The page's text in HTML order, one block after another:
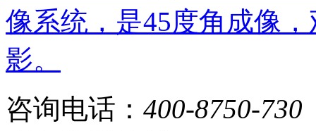
像系统，是45度角成像
影。
咨询电话： 400-8750-730